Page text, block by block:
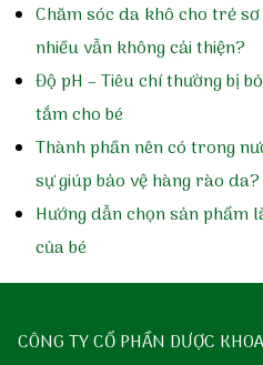
Chăm sóc da khô cho trẻ
nhiều vẫn không cải thiện?
Độ pH – Tiêu chí thường bị
tắm cho bé
Thành phần nên có trong
sự giúp bảo vệ hàng rào da?
Hướng dẫn chọn sản
của bé
CÔNG TY CỔ PHẦN DƯỢC KHOA